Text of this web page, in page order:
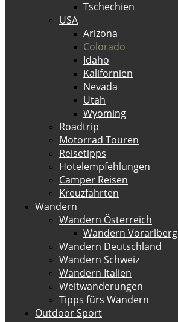
Tschechien
USA
Arizona
Colorado
Idaho
Kalifornien
Nevada
Utah
Wyoming
Roadtrip
Motorrad Touren
Reisetipps
Hotelempfehlungen
Camper Reisen
Kreuzfahrten
Wandern
Wandern Österreich
Wandern Vorarlberg
Wandern Deutschland
Wandern Schweiz
Wandern Italien
Weitwanderungen
Tipps fürs Wandern
Outdoor Sport